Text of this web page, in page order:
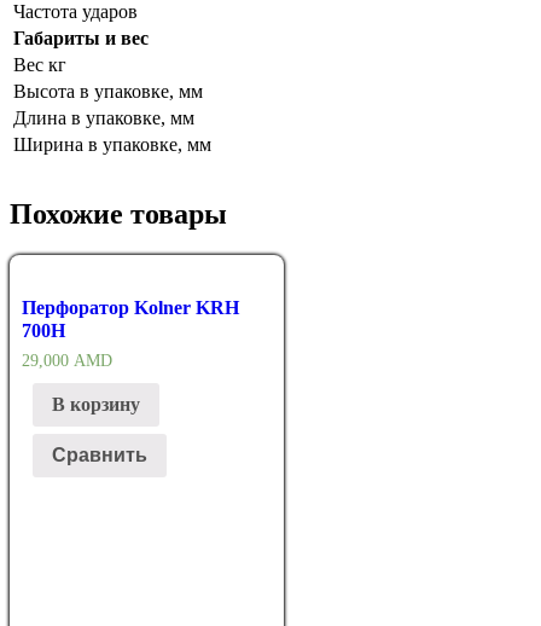
Частота ударов
Габариты и вес
Вес кг
Высота в упаковке, мм
Длина в упаковке, мм
Ширина в упаковке, мм
Похожие товары
Перфоратор Kolner KRH
700H
29,000 AMD
В корзину
Сравнить